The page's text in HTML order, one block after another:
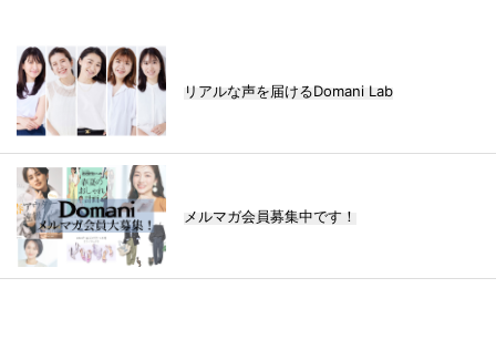
リアルな声を届けるDomani Lab
メルマガ会員募集中です！